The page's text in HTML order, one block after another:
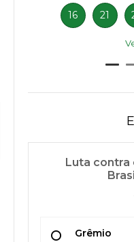
16 21
Luta
Grêmio